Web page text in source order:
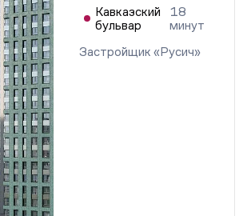
Кавказский
бульвар
18
минут
Застройщик «Русич»